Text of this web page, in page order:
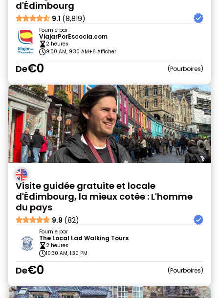
d'Édimbourg
9.1 (8,819)
Fournie par
ViajarPorEscocia.com
2 heures
9:00 AM, 9:30 AM+6 Afficher
De€0 Pourboires
Visite guidée gratuite et locale
d'Édimbourg, la mieux cotée : L'homme
du pays
9.9 (82)
Fournie par
The Local Lad Walking Tours
2 heures
10:30 AM, 1:30 PM
De€0 Pourboires